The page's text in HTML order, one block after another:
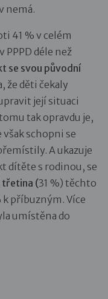
nemá.
41 % v celém
déle než
se svou původní
že děti čekaly
její situaci
tak opravdu je,
však schopni se
A ukazuje
dítěte s rodinou, se
třetina (31 %) těchto
k příbuzným. Více
umístěna do